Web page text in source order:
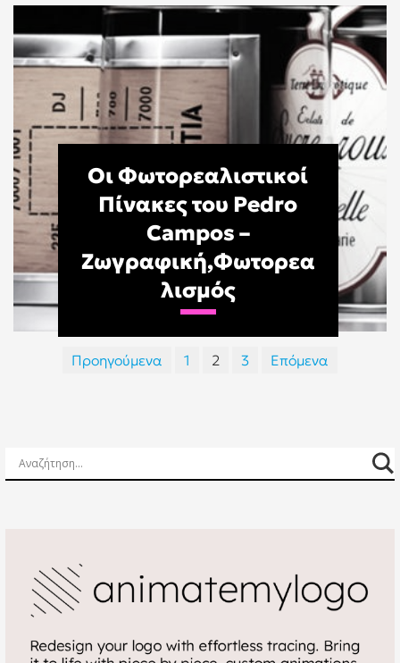
Οι Φωτορεαλιστικοί
Πίνακες του Pedro
Campos –
Ζωγραφική,Φωτορεα
λισμός
Σελιδοποίηση
άρθρων
Προηγούμενα 1 2 3 Επόμενα